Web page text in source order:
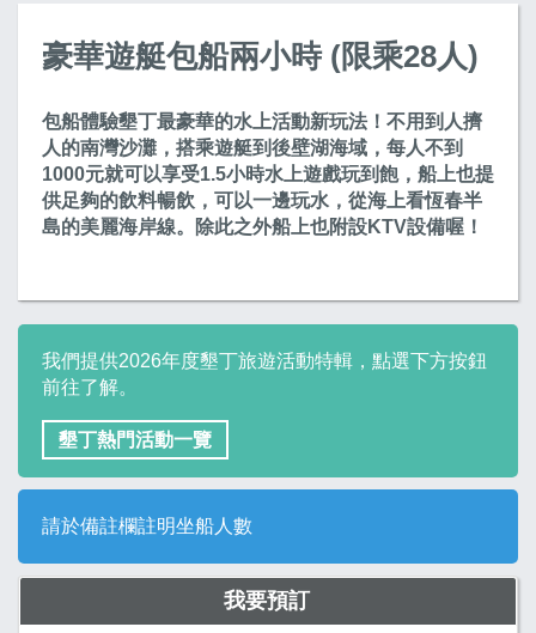
豪華遊艇包船兩小時 (限乘28人)
包船體驗墾丁最豪華的水上活動新玩法！不用到人擠
人的南灣沙灘，搭乘遊艇到後壁湖海域，每人不到
1000元就可以享受1.5小時水上遊戲玩到飽，船上也提
供足夠的飲料暢飲，可以一邊玩水，從海上看恆春半
島的美麗海岸線。除此之外船上也附設KTV設備喔！
我們提供2026年度墾丁旅遊活動特輯，點選下方按鈕
前往了解。
墾丁熱門活動一覽
請於備註欄註明坐船人數
我要預訂